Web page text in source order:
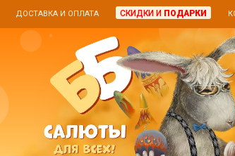
ДОСТАВКА И ОПЛАТА СКИДКИ И ПОДАРКИ